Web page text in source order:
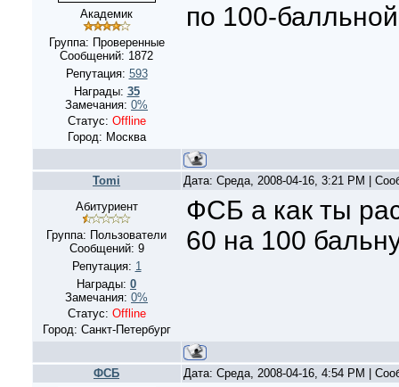
Академик
Группа: Проверенные
Сообщений: 1872
Репутация: 593
Награды: 35
Замечания: 0%
Статус: Offline
Город: Москва
по 100-
Tomi
Дата: Среда, 2008-04-16, 3:21 PM |
Абитуриент
Группа: Пользователи
Сообщений: 9
Репутация: 1
Награды: 0
Замечания: 0%
Статус: Offline
Город: Санкт-Петербург
ФСБ а как ты
60 на 100
ФСБ Дата: Среда, 2008-04-16, 4:54 PM |